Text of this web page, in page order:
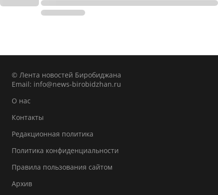
© Лента новостей Биробиджана
Email: info@news-birobidzhan.ru
О нас
Контакты
Редакционная политика
Политика конфиденциальности
Правила пользования сайтом
Архив